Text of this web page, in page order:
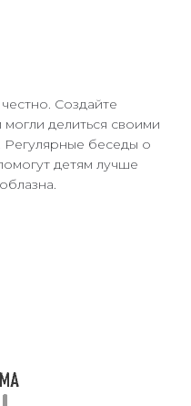
Создайте
делиться своими
беседы о
детям лучше